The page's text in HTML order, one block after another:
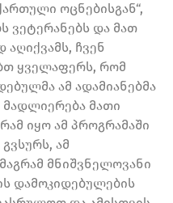
ოცნებისგან“,
ვეტერანებს და მათ
ჩვენ
ყველაფერს, რომ
ამ ადამიანებმა
მათი
იყო ამ პროგრამაში
ამ
მნიშვნელოვანი
დამოკიდებულების